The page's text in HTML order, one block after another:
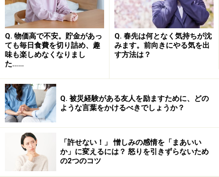
でできるものです。自分自身が幸せを感じる人であり続
ければ、自分の周りにも同じように幸せを感じる人が集
まり、幸せの輪ができます。それにはまず、自分が手に
している幸せに気づくことです。
シングルだから持てる！ 1年の幸せをじっ
くり振り返る時間
クリスマスから年末にかけて、シングルで過ごす予定が
あるならば、ぜひ1年の幸せを振り返る時間を持ってみ
るとよいでしょう。ここでは、独身だからこそじっくり
と味わうことのできる2つの過ごし方を提案したいと思
Q. 物価高で不安。貯金があっ
ても毎日食費を切り詰め、趣
味も楽しめなくなりまし
た……
Q. 春先は何となく気持ちが沈
みます。前向きにやる気を出
す方法は？
Q. 被災経験がある友人を励ますために、どの
ような言葉をかけるべきでしょうか？
「許せない！」 憎しみの感情を「まあいい
か」に変えるには？ 怒りを引きずらないため
の2つのコツ